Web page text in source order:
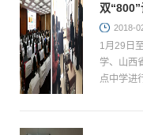
双
仁、文
2018-
1月29日
学、山西
点中学进